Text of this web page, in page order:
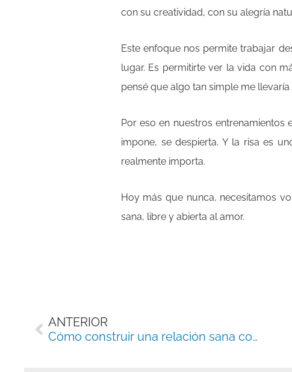
con su creatividad, con su alegría
Este enfoque nos permite trabajar
lugar. Es permitirte ver la vida con
pensé que algo tan simple me
Por eso en nuestros entrenamientos
impone, se despierta. Y la risa es
realmente importa.
Hoy más que nunca, necesitamos
sana, libre y abierta al amor.
AntANTERIOR
Cómo construir una relación sana con tu reflejo (con herramientas de PNL)